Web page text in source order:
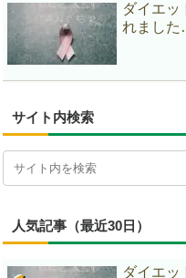
ダイエッ
れまし
サイト内検索
人気記事（最近30日）
ダイエッ